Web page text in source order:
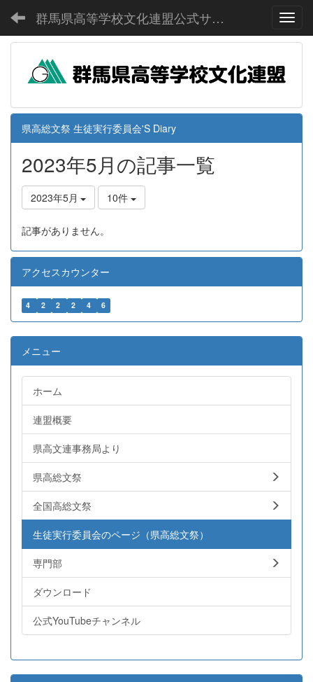
群馬県高等学校文化連盟公式サイト
県高総文祭 生徒実行委員会'S Diary
2023年5月の記事一覧
2023年5月 10件
記事がありません。
アクセスカウンター
4 2 2 2 4 6
メニュー
ホーム
連盟概要
県高文連事務局より
県高総文祭
全国高総文祭
生徒実行委員会のページ（県高総文祭）
専門部
ダウンロード
公式YouTubeチャンネル